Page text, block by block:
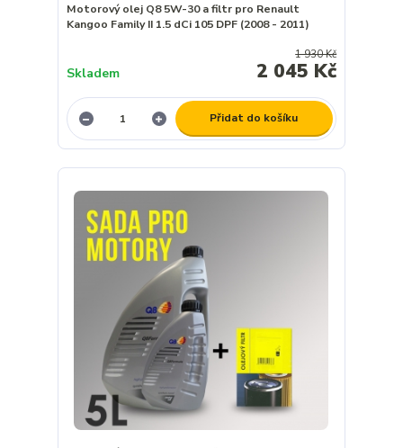
Motorový olej Q8 5W-30 a filtr pro Renault
Kangoo Family II 1.5 dCi 105 DPF (2008 - 2011)
1 930 Kč
2 045 Kč
Skladem
Přidat do košíku